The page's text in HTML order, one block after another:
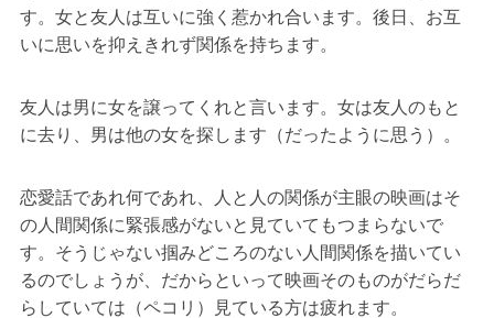
す。女と友人は互いに強く惹かれ合います。後日、お互
いに思いを抑えきれず関係を持ちます。
友人は男に女を譲ってくれと言います。女は友人のもと
に去り、男は他の女を探します（だったように思う）。
恋愛話であれ何であれ、人と人の関係が主眼の映画はそ
の人間関係に緊張感がないと見ていてもつまらないで
す。そうじゃない掴みどころのない人間関係を描いてい
るのでしょうが、だからといって映画そのものがだらだ
らしていては（ペコリ）見ている方は疲れます。